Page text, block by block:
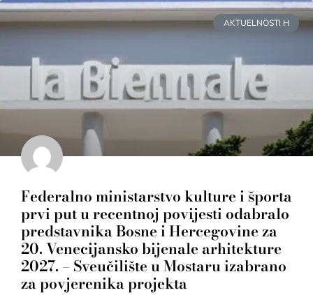
AKTUELNOSTI H
Federalno ministarstvo kulture i športa
prvi put u recentnoj povijesti odabralo
predstavnika Bosne i Hercegovine za
20. Venecijansko bijenale arhitekture
2027. – Sveučilište u Mostaru izabrano
za povjerenika projekta